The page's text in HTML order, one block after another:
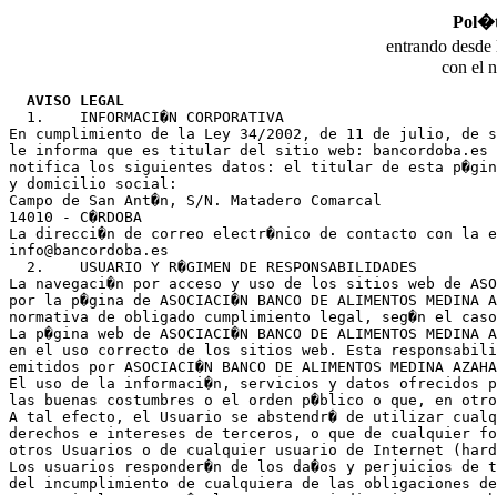
entrando
con el
AVISO LEGAL
  1.	INFORMACI�N CORPORATIVA
En cumplimiento de la Ley 34/2002, de 11 de julio, de
le informa que es titular del sitio web: bancordoba.es de
notifica los siguientes datos: el titular de esta p�gina web
y domicilio social:
Campo de San Ant�n, S/N. Matadero Comarcal
14010 - C�RDOBA
La direcci�n de correo electr�nico de contacto con la
info@bancordoba.es
  2.	USUARIO Y R�GIMEN DE RESPONSABILIDADES
La navegaci�n por acceso y uso de los sitios web de
por la p�gina de ASOCIACI�N BANCO DE ALIMENTOS
normativa de obligado cumplimiento legal, seg�n el
La p�gina web de ASOCIACI�N BANCO DE ALIMENTOS
en el uso correcto de los sitios web. Esta
emitidos por ASOCIACI�N BANCO DE ALIMENTOS
El uso de la informaci�n, servicios y datos ofrecidos por
las buenas costumbres o el orden p�blico o que, en
A tal efecto, el Usuario se abstendr� de utilizar
derechos e intereses de terceros, o que de
otros Usuarios o de cualquier usuario de Internet
Los usuarios responder�n de los da�os y perjuicios
del incumplimiento de cualquiera de las obligaciones